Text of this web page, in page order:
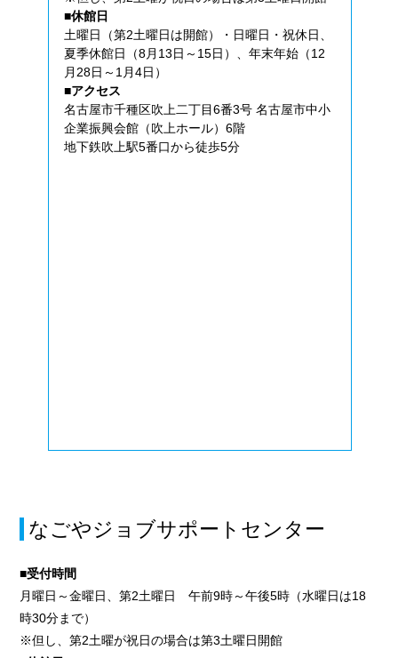
■休館日
土曜日（第2土曜日は開館）・日曜日・祝休日、
夏季休館日（8月13日～15日）、年末年始（12
月28日～1月4日）
■アクセス
名古屋市千種区吹上二丁目6番3号 名古屋市中小
企業振興会館（吹上ホール）6階
地下鉄吹上駅5番口から徒歩5分
なごやジョブサポートセンター
■受付時間
月曜日～金曜日、第2土曜日 午前9時～午後5時（水曜日は18
時30分まで）
※但し、第2土曜が祝日の場合は第3土曜日開館